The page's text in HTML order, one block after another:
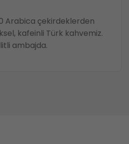
Arabica çekirdeklerden
kafeinli Türk kahvemiz.
ambajda.